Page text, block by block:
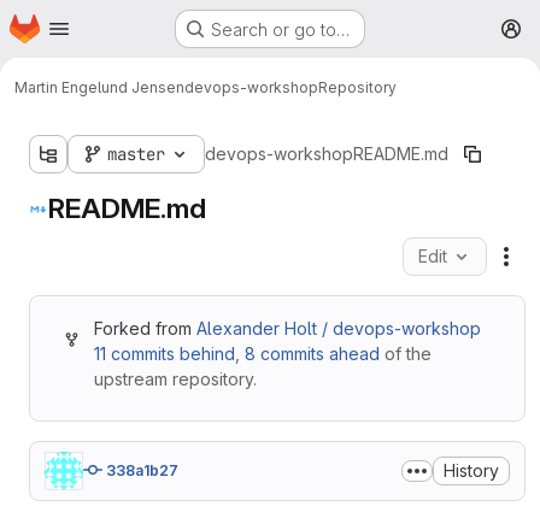
Skip to main content
Homepage Search or go to…
Martin Engelund Jensendevops-workshopRepository
master devops-workshopREADME.md
README.md
Edit
Forked fromAlexander Holt / devops-workshop
11 commits behind ,8 commits ahead of the
upstream repository.
338a1b27 History